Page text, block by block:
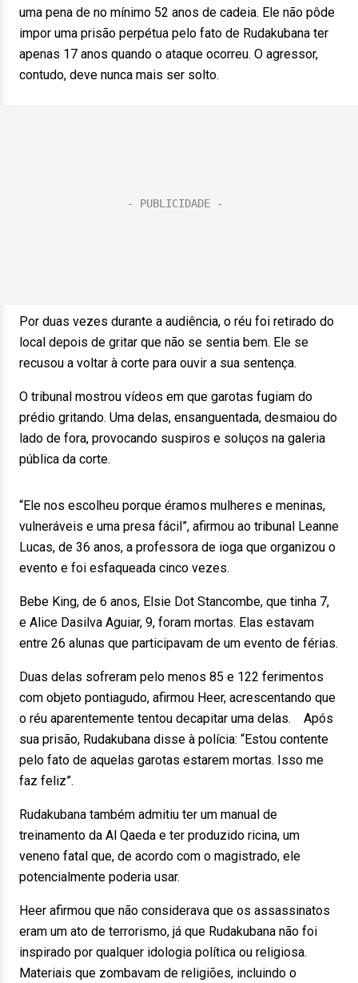
uma pena de no mínimo 52 anos de cadeia. Ele não pôde
impor uma prisão perpétua pelo fato de Rudakubana ter
apenas 17 anos quando o ataque ocorreu. O agressor,
contudo, deve nunca mais ser solto.
Por duas vezes durante a audiência, o réu foi retirado do
local depois de gritar que não se sentia bem. Ele se
recusou a voltar à corte para ouvir a sua sentença.
O tribunal mostrou vídeos em que garotas fugiam do
prédio gritando. Uma delas, ensanguentada, desmaiou do
lado de fora, provocando suspiros e soluços na galeria
pública da corte.
“Ele nos escolheu porque éramos mulheres e meninas,
vulneráveis e uma presa fácil”, afirmou ao tribunal Leanne
Lucas, de 36 anos, a professora de ioga que organizou o
evento e foi esfaqueada cinco vezes.
Bebe King, de 6 anos, Elsie Dot Stancombe, que tinha 7,
e Alice Dasilva Aguiar, 9, foram mortas. Elas estavam
entre 26 alunas que participavam de um evento de férias.
Duas delas sofreram pelo menos 85 e 122 ferimentos
com objeto pontiagudo, afirmou Heer, acrescentando que
o réu aparentemente tentou decapitar uma delas. Após
sua prisão, Rudakubana disse à polícia: “Estou contente
pelo fato de aquelas garotas estarem mortas. Isso me
faz feliz”.
Rudakubana também admitiu ter um manual de
treinamento da Al Qaeda e ter produzido ricina, um
veneno fatal que, de acordo com o magistrado, ele
potencialmente poderia usar.
Heer afirmou que não considerava que os assassinatos
eram um ato de terrorismo, já que Rudakubana não foi
inspirado por qualquer idologia política ou religiosa.
Materiais que zombavam de religiões, incluindo o